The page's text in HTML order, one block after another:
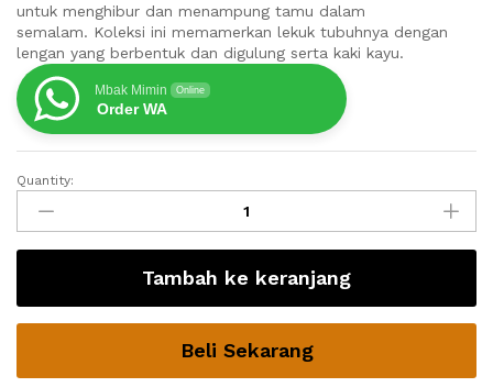
untuk menghibur dan menampung tamu dalam
semalam. Koleksi ini memamerkan lekuk tubuhnya dengan
lengan yang berbentuk dan digulung serta kaki kayu.
Mbak Mimin Online
Order WA
Sofa
Jati
Minimalis
Cassil
Quantity:
Tambah ke keranjang
Beli Sekarang